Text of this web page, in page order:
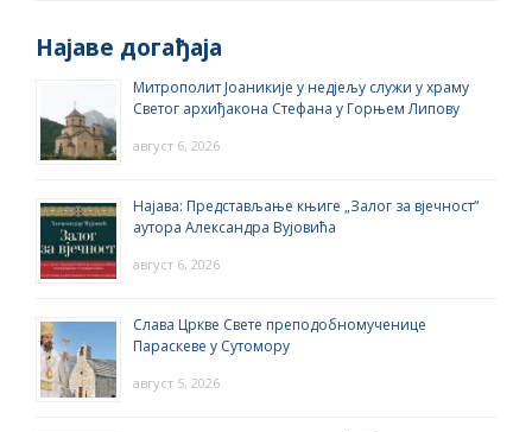
Најаве догађаја
Митрополит Јоаникије у недјељу служи у храму
Светог архиђакона Стефана у Горњем Липову
август 6, 2026
Најава: Представљање књиге „Залог за вјечност“
аутора Александра Вујовића
август 6, 2026
Слава Цркве Свете преподобномученице
Параскеве у Сутомору
август 5, 2026